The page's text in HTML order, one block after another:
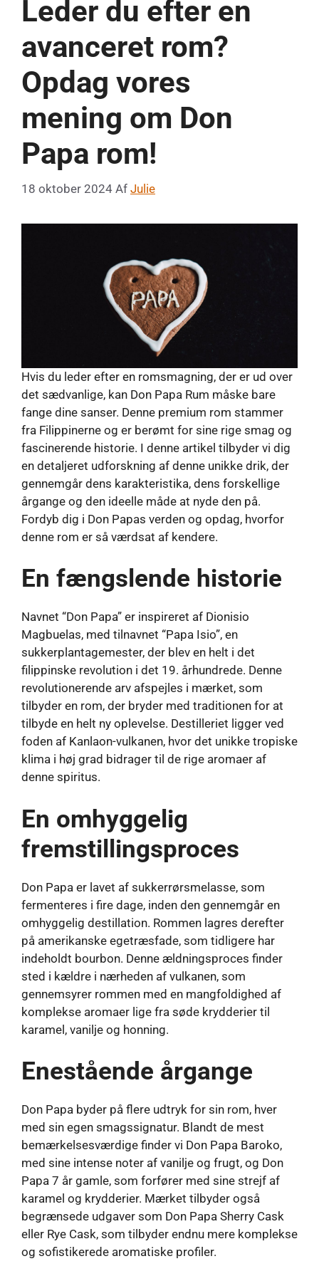
Leder du efter en
avanceret rom?
Opdag vores
mening om Don
Papa rom!
18 oktober 2024 Af Julie
Hvis du leder efter en romsmagning, der er ud over
det sædvanlige, kan Don Papa Rum måske bare
fange dine sanser. Denne premium rom stammer
fra Filippinerne og er berømt for sine rige smag og
fascinerende historie. I denne artikel tilbyder vi dig
en detaljeret udforskning af denne unikke drik, der
gennemgår dens karakteristika, dens forskellige
årgange og den ideelle måde at nyde den på.
Fordyb dig i Don Papas verden og opdag, hvorfor
denne rom er så værdsat af kendere.
En fængslende historie
Navnet “Don Papa” er inspireret af Dionisio
Magbuelas, med tilnavnet “Papa Isio”, en
sukkerplantagemester, der blev en helt i det
filippinske revolution i det 19. århundrede. Denne
revolutionerende arv afspejles i mærket, som
tilbyder en rom, der bryder med traditionen for at
tilbyde en helt ny oplevelse. Destilleriet ligger ved
foden af ​​Kanlaon-vulkanen, hvor det unikke tropiske
klima i høj grad bidrager til de rige aromaer af
denne spiritus.
En omhyggelig
fremstillingsproces
Don Papa er lavet af sukkerrørsmelasse, som
fermenteres i fire dage, inden den gennemgår en
omhyggelig destillation. Rommen lagres derefter
på amerikanske egetræsfade, som tidligere har
indeholdt bourbon. Denne ældningsproces finder
sted i kældre i nærheden af ​​vulkanen, som
gennemsyrer rommen med en mangfoldighed af
komplekse aromaer lige fra søde krydderier til
karamel, vanilje og honning.
Enestående årgange
Don Papa byder på flere udtryk for sin rom, hver
med sin egen smagssignatur. Blandt de mest
bemærkelsesværdige finder vi Don Papa Baroko,
med sine intense noter af vanilje og frugt, og Don
Papa 7 år gamle, som forfører med sine strejf af
karamel og krydderier. Mærket tilbyder også
begrænsede udgaver som Don Papa Sherry Cask
eller Rye Cask, som tilbyder endnu mere komplekse
og sofistikerede aromatiske profiler.